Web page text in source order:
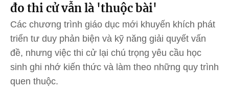
đo thi cử vẫn là 'thuộc bài'
Các chương trình giáo dục mới khuyến khích phát
triển tư duy phản biện và kỹ năng giải quyết vấn
đề, nhưng việc thi cử lại chú trọng yêu cầu học
sinh ghi nhớ kiến thức và làm theo những quy trình
quen thuộc.